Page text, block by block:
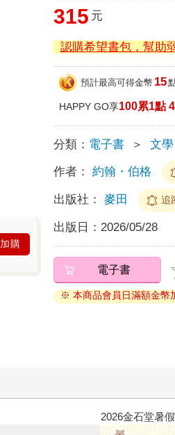
加購
315 元
認購希望書包，幫助
預計最高可得金幣 15
HAPPY GO享100累1點
分類： 電子書 ＞ 文學
作者： 約翰・伯格
出版社： 麥田 追
出版日： 2026/05/28
電子書
※ 本商品會員日滿額金幣
2026金石堂暑